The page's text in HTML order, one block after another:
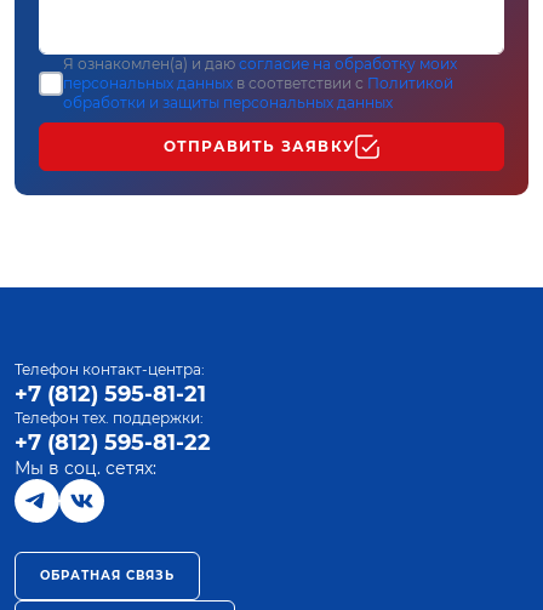
Я ознакомлен(а) и даю согласие на обработку моих
персональных данных в соответствии с Политикой
обработки и защиты персональных данных
ОТПРАВИТЬ ЗАЯВКУ
Телефон контакт-центра:
+7 (812) 595-81-21
Телефон тех. поддержки:
+7 (812) 595-81-22
Мы в соц. сетях:
ОБРАТНАЯ СВЯЗЬ